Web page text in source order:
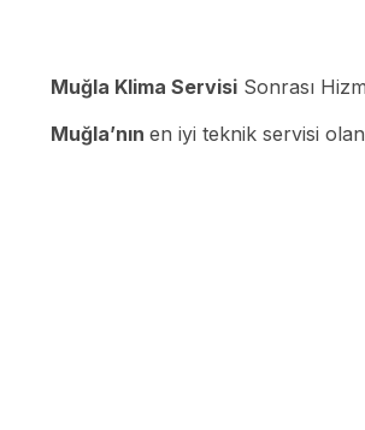
Muğla Klima Servisi Sonrası
Muğla’nın en iyi teknik servisi olan